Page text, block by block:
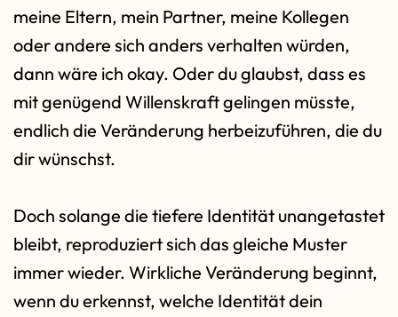
meine Eltern, mein Partner, meine Kollegen
oder andere sich anders verhalten würden,
dann wäre ich okay. Oder du glaubst, dass es
mit genügend Willenskraft gelingen müsste,
endlich die Veränderung herbeizuführen, die du
dir wünschst.
Doch solange die tiefere Identität unangetastet
bleibt, reproduziert sich das gleiche Muster
immer wieder. Wirkliche Veränderung beginnt,
wenn du erkennst, welche Identität dein